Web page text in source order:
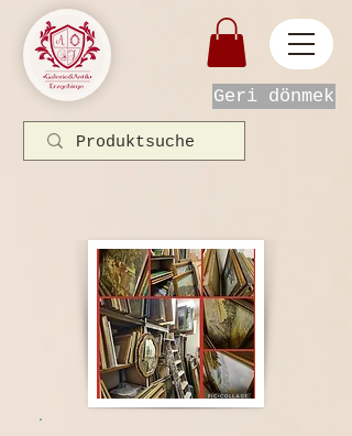
Geri dönmek